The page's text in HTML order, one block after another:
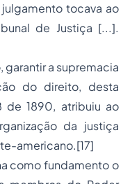
tocava ao
de Justiça [...].
a supremacia
do direito, desta
de 1890, atribuiu ao
da justiça
americano.[17]
como fundamento o